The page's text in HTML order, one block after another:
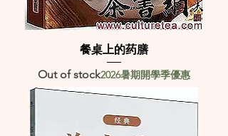
餐桌上的药膳
Out of stock2026暑期開學季優惠